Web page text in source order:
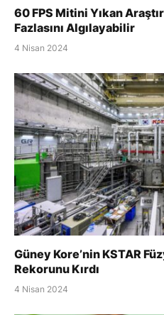
60 FPS Mitini Yıkan
Fazlasını Algılayabilir
4 Nisan 2024
Güney Kore’nin KSTAR
Rekorunu Kırdı
4 Nisan 2024